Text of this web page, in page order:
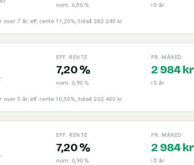
nom. 6,50 % i5 år
over 7 år, eff. rente 11,20%, totalt 282 240 kr
EFF. RENTE
7,20 %
nom. 6,90 %
PR. MÅNED
2 984kr
i5 år
over 5 år, eff. rente 10,50%, totalt 262 400 kr
EFF. RENTE
7,20 %
nom. 6,90 %
PR. MÅNED
2 984kr
i5 år